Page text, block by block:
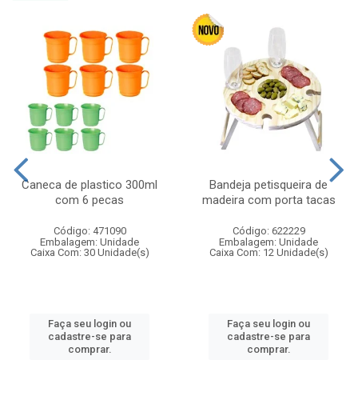
Caneca de plastico 300ml
com 6 pecas
Código: 471090
Embalagem: Unidade
Caixa Com: 30 Unidade(s)
Faça seu login ou
cadastre-se para
comprar.
Bandeja petisqueira de
madeira com porta tacas
Código: 622229
Embalagem: Unidade
Caixa Com: 12 Unidade(s)
Faça seu login ou
cadastre-se para
comprar.